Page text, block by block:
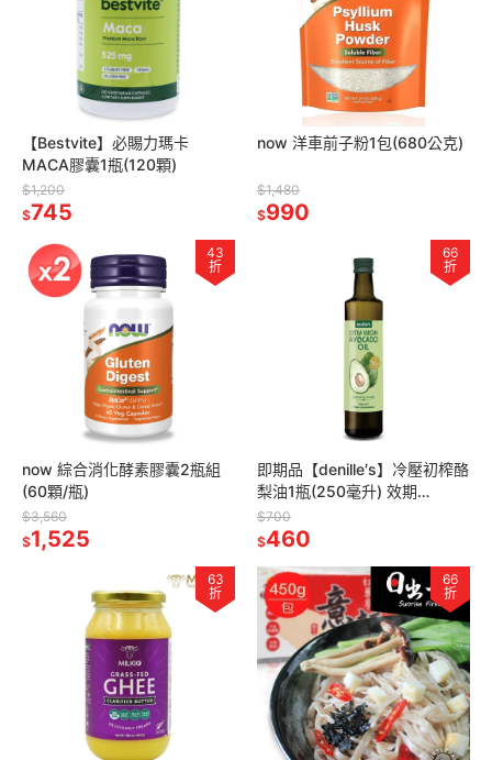
【Bestvite】必賜力瑪卡
MACA膠囊1瓶(120顆)
$1,200
$745
now 洋車前子粉1包(680公克)
$1,480
$990
43
折
now 綜合消化酵素膠囊2瓶組
(60顆/瓶)
$3,560
$1,525
66
折
即期品【denille′s】冷壓初榨酪
梨油1瓶(250毫升) 效期
2027/01
$700
$460
63
折
66
折